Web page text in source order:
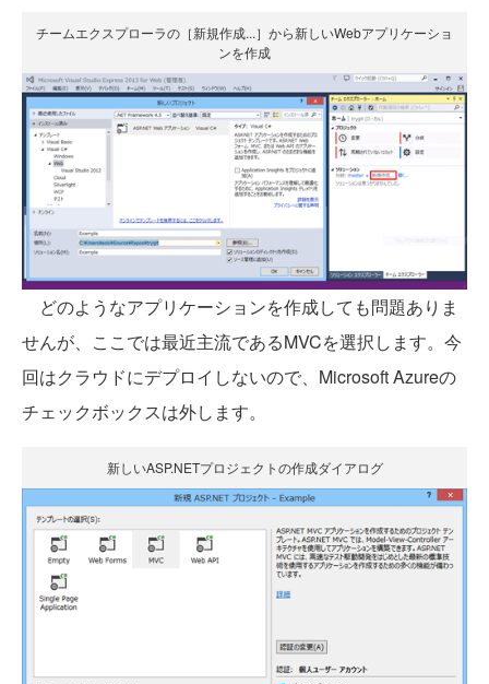
チームエクスプローラの［新規作成...］から新しいWebアプリケーショ
ンを作成
どのようなアプリケーションを作成しても問題ありま
せんが、ここでは最近主流であるMVCを選択します。今
回はクラウドにデプロイしないので、Microsoft Azureの
チェックボックスは外します。
新しいASP.NETプロジェクトの作成ダイアログ